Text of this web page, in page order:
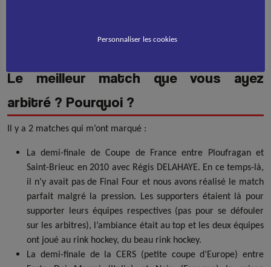
C’est exactement comme les joueurs. Nous n’avons pas le même
Le meilleur match que vous ayez
arbitré ? Pourquoi ?
Il y a 2 matches qui m’ont marqué :
La demi-finale de Coupe de France entre Ploufragan et
Saint-Brieuc en 2010 avec Régis DELAHAYE. En ce temps-là,
il n’y avait pas de Final Four et nous avons réalisé le match
parfait malgré la pression. Les supporters étaient là pour
supporter leurs équipes respectives (pas pour se défouler
sur les arbitres), l’ambiance était au top et les deux équipes
ont joué au rink hockey, du beau rink hockey.
La demi-finale de la CERS (petite coupe d’Europe) entre
Personnaliser les cookies